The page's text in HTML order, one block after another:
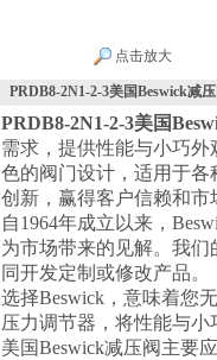
点击放大
PRDB8-2N1-2-3美国Beswick减
PRDB8-2N1-2-3美国
需求，提供性能与小巧
色的阀门设计，适用于
创新，赢得客户信赖和市
自1964年成立以来，
为市场带来的见解。我
同开发定制或修改产品。
选择Beswick，意味着您
压力调节器，将性能与
美国Beswick减压阀主要